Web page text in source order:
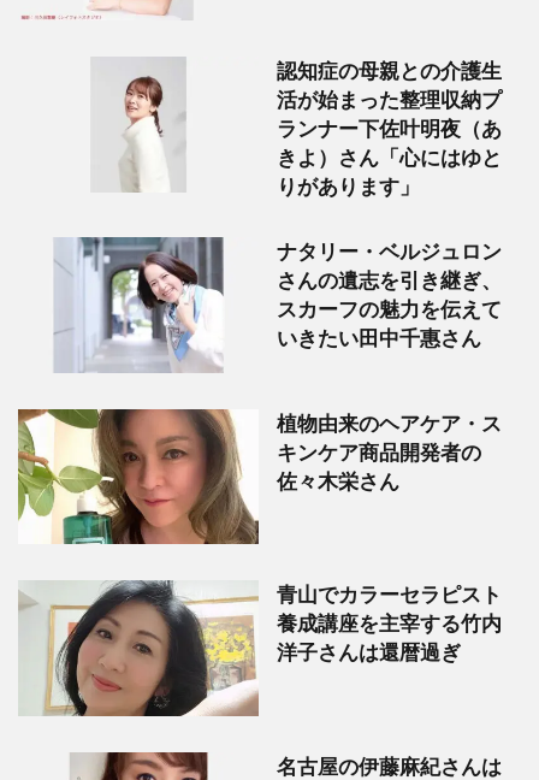
認知症の母親との介護生
活が始まった整理収納プ
ランナー下佐叶明夜（あ
きよ）さん「心にはゆと
りがあります」
ナタリー・ベルジュロン
さんの遺志を引き継ぎ、
スカーフの魅力を伝えて
いきたい田中千惠さん
植物由来のヘアケア・ス
キンケア商品開発者の
佐々木栄さん
青山でカラーセラピスト
養成講座を主宰する竹内
洋子さんは還暦過ぎ
名古屋の伊藤麻紀さんは